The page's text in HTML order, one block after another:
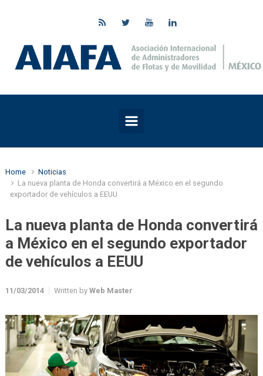
Home
Noticias
La nueva planta de Honda convertirá a México en el segundo
exportador de vehículos a EEUU
La nueva planta de Honda convertirá
a México en el segundo exportador
de vehículos a EEUU
11/03/2014 Written by Web Master